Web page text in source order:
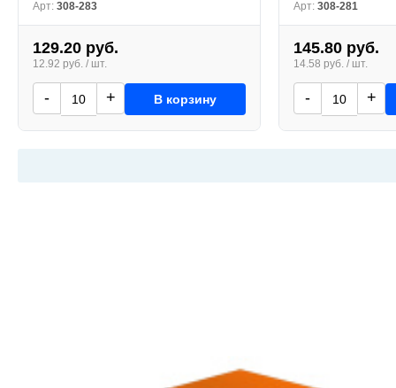
Арт: 308-283
129.20 руб.
12.92 руб. / шт.
- + В корзину
Арт: 308-281
145.80 руб.
14.58 руб. / шт.
- +